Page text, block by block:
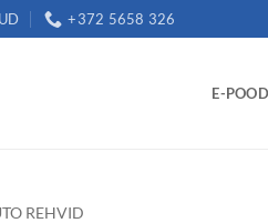
+372 5658 326
E-POOD
REHVID